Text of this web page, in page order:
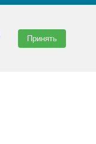
Принять